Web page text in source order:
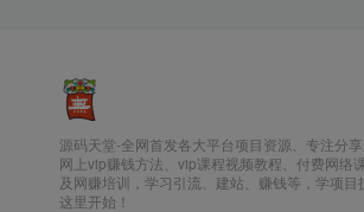
源码天堂-全网首发各大平台项目资源、专注分享
网上vip赚钱方法、vip课程视频教程、付费网络
及网赚培训，学习引流、建站、赚钱等，学项目
这里开始！